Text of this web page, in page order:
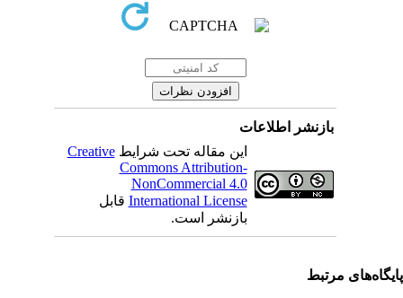
بازنشر اطلاعات
این مقاله تحت شرایطCreative
Commons Attribution-
NonCommercial 4.0
International Licenseقابل
بازنشر است.
مرتبط